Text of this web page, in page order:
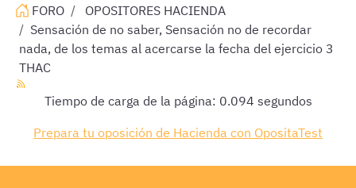
FORO
OPOSITORES HACIENDA
Sensación de no saber, Sensación no de recordar
nada, de los temas al acercarse la fecha del ejercicio 3
THAC
Tiempo de carga de la página: 0.094 segundos
Prepara tu oposición de Hacienda con OpositaTest